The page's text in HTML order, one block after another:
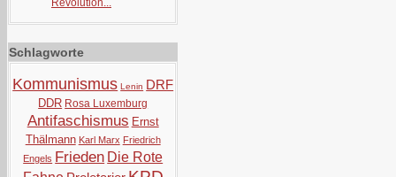
Revolution...
Schlagworte
Kommunismus Lenin DRF
DDR Rosa Luxemburg
Antifaschismus Ernst
Thälmann Karl Marx Friedrich
Engels Frieden Die Rote